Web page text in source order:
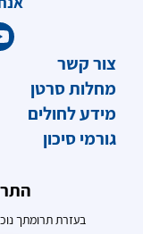
מחלות סרטן
מידע לחולים
גורמי סיכון
צור קשר
בעזרת תרומתך